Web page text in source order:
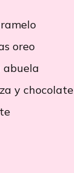
oreo
abuela
y chocolate